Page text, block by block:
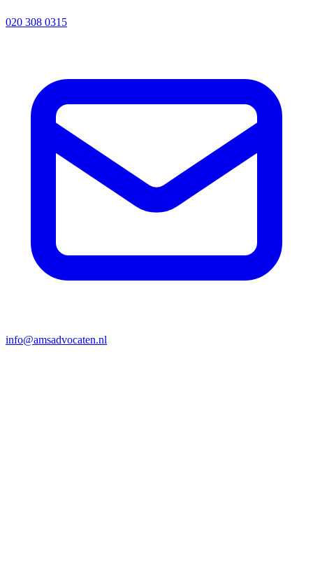
020 308 0315
info@amsadvocaten.nl